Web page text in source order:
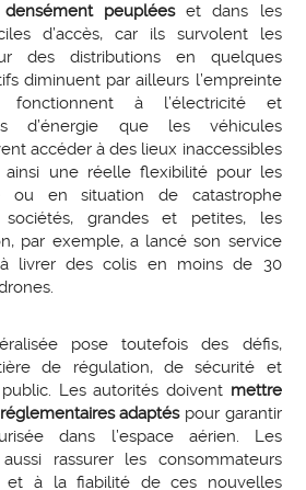
peupléeset dans les
d’accès, car ils survolent les
des distributions en quelques
diminuent par ailleurs l’empreinte
fonctionnent à l’électricité et
d’énergie que les véhicules
accéder à des lieux inaccessibles
une réelle flexibilité pour les
ou en situation de catastrophe
sociétés, grandes et petites, les
par exemple, a lancé son service
livrer des colis en moins de 30
pose toutefois des défis,
de régulation, de sécurité et
Les autorités doivent mettre
adaptéspour garantir
dans l’espace aérien. Les
rassurer les consommateurs
et à la fiabilité de ces nouvelles